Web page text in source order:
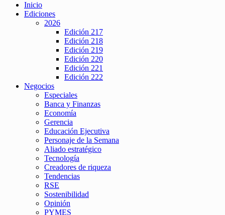
Inicio
Ediciones
2026
Edición 217
Edición 218
Edición 219
Edición 220
Edición 221
Edición 222
Negocios
Especiales
Banca y Finanzas
Economía
Gerencia
Educación Ejecutiva
Personaje de la Semana
Aliado estratégico
Tecnología
Creadores de riqueza
Tendencias
RSE
Sostenibilidad
Opinión
PYMES